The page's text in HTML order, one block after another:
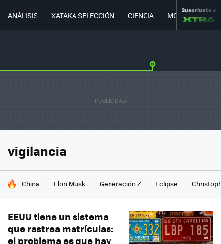
ANÁLISIS XATAKA SELECCIÓN CIENCIA MOVILIDAD
Suscríbete a
vigilancia
HOY SE HABLA DE
China Elon Musk Generación Z Eclipse
EEUU tiene un sistema
que rastrea matrículas:
el problema es que hay